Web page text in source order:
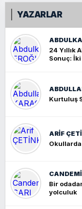
YAZARLAR
24 Yıllık
Sonuç:
Kurtuluş
ARIF
Okullarda
Bir
yolculuk